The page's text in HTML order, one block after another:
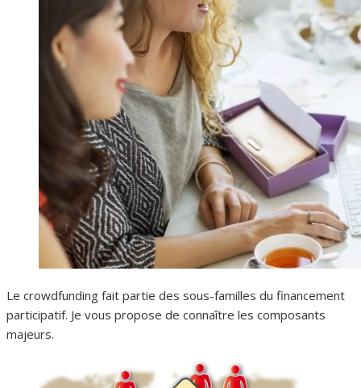
Le crowdfunding fait partie des sous-familles du financement
participatif. Je vous propose de connaître les composants
majeurs.